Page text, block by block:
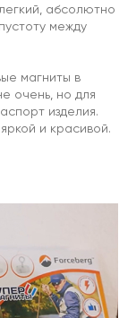
абсолютно
между
магниты в
очень, но для
изделия.
и красивой.